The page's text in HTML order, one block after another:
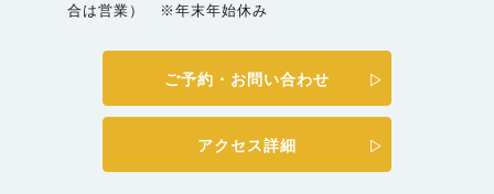
合は営業） ※年末年始休み
ご予約・お問い合わせ
アクセス詳細